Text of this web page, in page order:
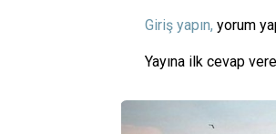
Giriş yapın, yorum
Yayına ilk cevap